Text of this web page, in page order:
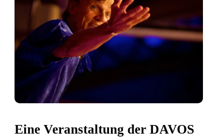
Eine Veranstaltung der DAVOS